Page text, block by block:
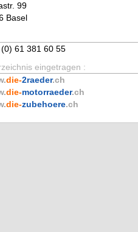
99
Basel
61 381 60 55
eingetragen :
die-2raeder.ch
die-motorraeder.ch
die-zubehoere.ch